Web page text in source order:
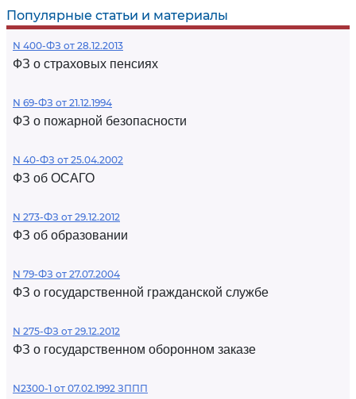
Популярные статьи и материалы
N 400-ФЗ от 28.12.2013
ФЗ о страховых пенсиях
N 69-ФЗ от 21.12.1994
ФЗ о пожарной безопасности
N 40-ФЗ от 25.04.2002
ФЗ об ОСАГО
N 273-ФЗ от 29.12.2012
ФЗ об образовании
N 79-ФЗ от 27.07.2004
ФЗ о государственной гражданской службе
N 275-ФЗ от 29.12.2012
ФЗ о государственном оборонном заказе
N2300-1 от 07.02.1992 ЗППП